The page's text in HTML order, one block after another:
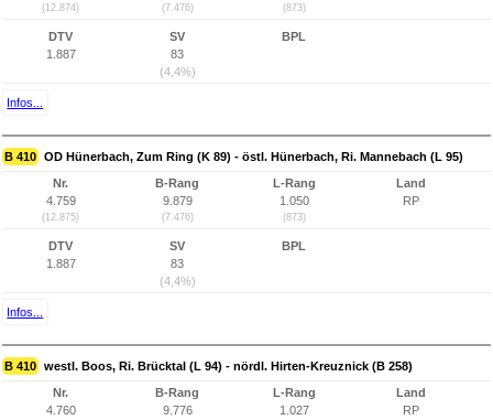
(12.874) (7.476) (873)
DTV
1.887
SV
83
(4,4%)
BPL
Infos...
B 410 OD Hünerbach, Zum Ring (K 89) - östl. Hünerbach, Ri. Mannebach (L 95)
Nr.
4.759
(12.875)
B-Rang
9.879
(7.476)
L-Rang
1.050
(873)
Land
RP
DTV
1.887
SV
83
(4,4%)
BPL
Infos...
B 410 westl. Boos, Ri. Brücktal (L 94) - nördl. Hirten-Kreuznick (B 258)
Nr.
4.760
B-Rang
9.776
L-Rang
1.027
Land
RP